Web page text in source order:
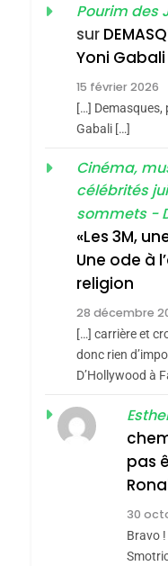
5
Pourim des
sur
Yoni Gabali
15 février 2026
[…]
Gabali […]
Cinéma,
célébrités
sommets -
«Les 3M,
Une ode à
religion
28 décembre
[…] carrière et
donc rien
D’Hollywood à
pas
30
Bravo